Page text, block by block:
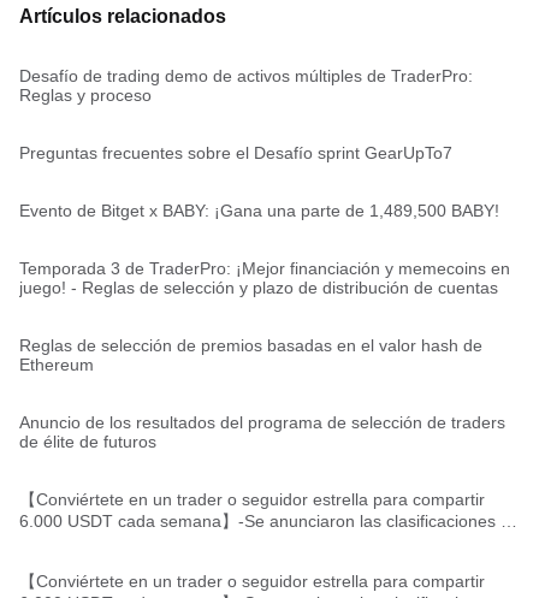
Artículos relacionados
Desafío de trading demo de activos múltiples de TraderPro:
Reglas y proceso
Preguntas frecuentes sobre el Desafío sprint GearUpTo7
Evento de Bitget x BABY: ¡Gana una parte de 1,489,500 BABY!
Temporada 3 de TraderPro: ¡Mejor financiación y memecoins en
juego! - Reglas de selección y plazo de distribución de cuentas
Reglas de selección de premios basadas en el valor hash de
Ethereum
Anuncio de los resultados del programa de selección de traders
de élite de futuros
【Conviértete en un trader o seguidor estrella para compartir
6.000 USDT cada semana】-Se anunciaron las clasificaciones de
【Conviértete en un trader o seguidor estrella para compartir